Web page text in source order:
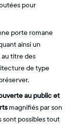
pour
porte romane
ainsi un
titre des
de type
au public et
magnifiés par son
sont possibles tout